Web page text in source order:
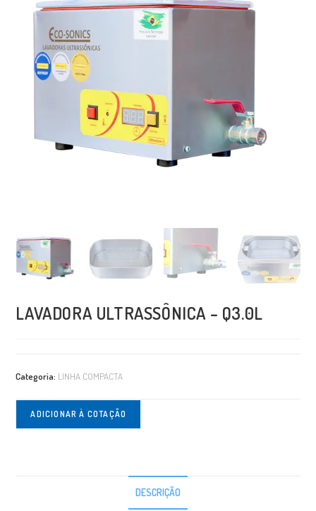
LAVADORA ULTRASSÔNICA – Q3.0L
Categoria: LINHA COMPACTA
ADICIONAR À COTAÇÃO
DESCRIÇÃO